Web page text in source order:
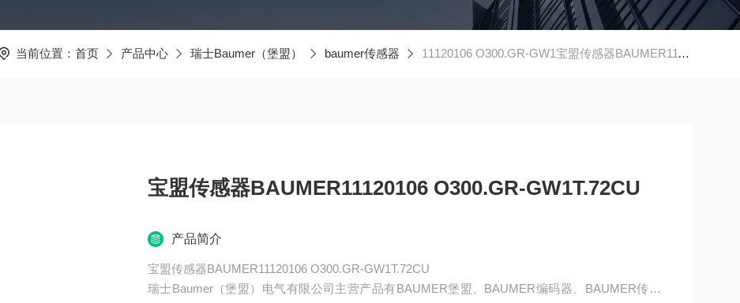
当前位置： 首页 产品中心 瑞士Baumer（堡盟） baumer传感器 11120106 O300.GR-GW1宝盟传感器BAUMER11120106 O300.GR-GW1T.72CU
宝盟传感器BAUMER11120106 O300.GR-GW1T.72CU
产品简介
宝盟传感器BAUMER11120106 O300.GR-GW1T.72CU
瑞士Baumer（堡盟）电气有限公司主营产品有BAUMER堡盟、BAUMER编码器、BAUMER传感